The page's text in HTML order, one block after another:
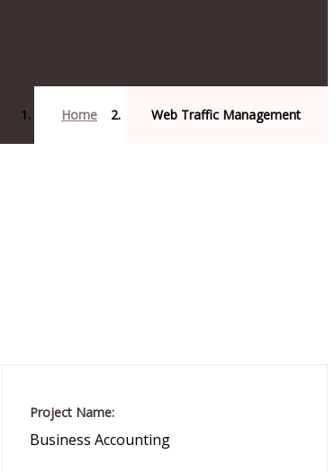
Home Web Traffic Management
Project Name:
Business Accounting